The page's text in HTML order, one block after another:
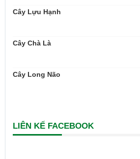
Cây Lựu Hạnh
Cây Chà Là
Cây Long Não
LIÊN KẾ FACEBOOK